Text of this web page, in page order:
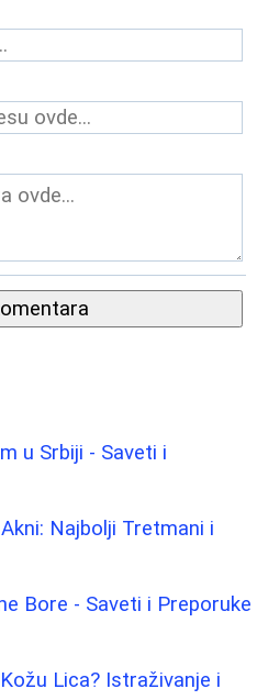
u Srbiji - Saveti i
Najbolji Tretmani i
Bore - Saveti i Preporuke
Lica? Istraživanje i